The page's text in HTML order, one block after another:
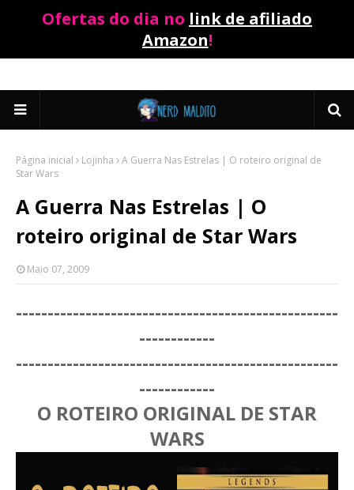
Ofertas do dia no link de afiliado
Amazon!
Página inicial Lojinha
A Guerra Nas Estrelas | O roteiro original de
Star Wars
A Guerra Nas Estrelas | O
roteiro original de Star Wars
Maio 07, 2009
---------------------------------------------------
------------
---------------------------------------------------
------------
O ROTEIRO ORIGINAL DE STAR
WARS